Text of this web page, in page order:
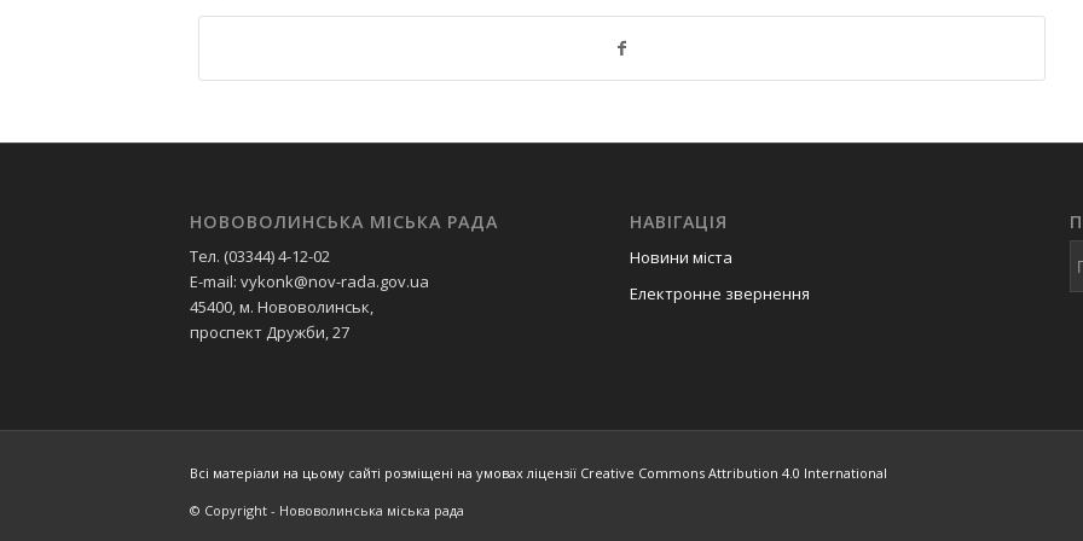
НОВОВОЛИНСЬКА МІСЬКА РАДА
Тел. (03344) 4-12-02
E-mail: vykonk@nov-rada.gov.ua
45400, м. Нововолинськ,
проспект Дружби, 27
НАВІГАЦІЯ
Новини міста
Електронне звернення
Всі матеріали на цьому сайті розміщені на умовах ліцензії Creative Commons Attribution 4.0 International
© Copyright - Нововолинська міська рада